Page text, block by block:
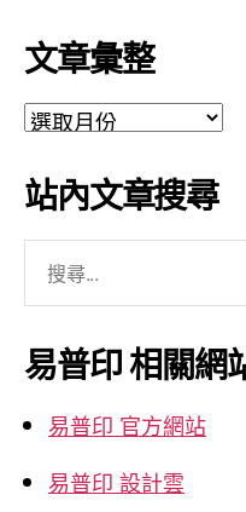
文章彙整
文
彙
整
站內文章搜尋
關
鍵
字:
易普印 相關網
易普印 官方網站
易普印 設計雲